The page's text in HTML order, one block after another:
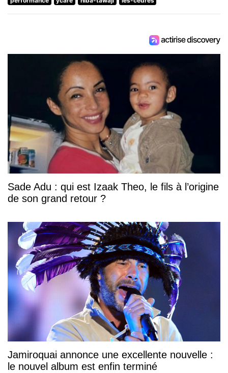
Sade Adu : qui est Izaak Theo, le fils à l’origine
de son grand retour ?
Jamiroquai annonce une excellente nouvelle :
le nouvel album est enfin terminé